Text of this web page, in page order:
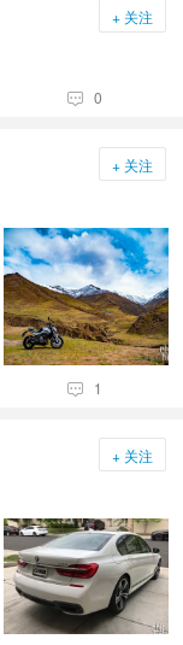
+ 关注
 0
+ 关注
 1
+ 关注